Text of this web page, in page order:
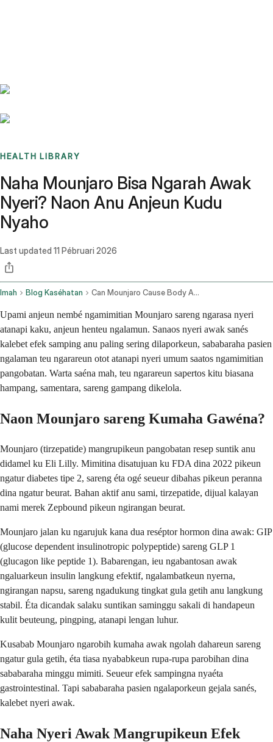
HEALTH LIBRARY
Naha Mounjaro Bisa Ngarah Awak
Nyeri? Naon Anu Anjeun Kudu
Nyaho
Last updated 11 Pébruari 2026
Imah Blog Kaséhatan Can Mounjaro Cause Body Aches
Upami anjeun nembé ngamimitian Mounjaro sareng ngarasa nyeri
atanapi kaku, anjeun henteu ngalamun. Sanaos nyeri awak sanés
kalebet efek samping anu paling sering dilaporkeun, sababaraha pasien
ngalaman teu ngarareun otot atanapi nyeri umum saatos ngamimitian
pangobatan. Warta saéna mah, teu ngarareun sapertos kitu biasana
hampang, samentara, sareng gampang dikelola.
Naon Mounjaro sareng Kumaha Gawéna?
Mounjaro (tirzepatide) mangrupikeun pangobatan resep suntik anu
didamel ku Eli Lilly. Mimitina disatujuan ku FDA dina 2022 pikeun
ngatur diabetes tipe 2, sareng éta ogé seueur dibahas pikeun peranna
dina ngatur beurat. Bahan aktif anu sami, tirzepatide, dijual kalayan
nami merek Zepbound pikeun ngirangan beurat.
Mounjaro jalan ku ngarujuk kana dua reséptor hormon dina awak: GIP
(glucose dependent insulinotropic polypeptide) sareng GLP 1
(glucagon like peptide 1). Babarengan, ieu ngabantosan awak
ngaluarkeun insulin langkung efektif, ngalambatkeun nyerna,
ngirangan napsu, sareng ngadukung tingkat gula getih anu langkung
stabil. Éta dicandak salaku suntikan saminggu sakali di handapeun
kulit beuteung, pingping, atanapi lengan luhur.
Kusabab Mounjaro ngarobih kumaha awak ngolah dahareun sareng
ngatur gula getih, éta tiasa nyababkeun rupa-rupa parobihan dina
sababaraha minggu mimiti. Seueur efek sampingna nyaéta
gastrointestinal. Tapi sababaraha pasien ngalaporkeun gejala sanés,
kalebet nyeri awak.
Naha Nyeri Awak Mangrupikeun Efek